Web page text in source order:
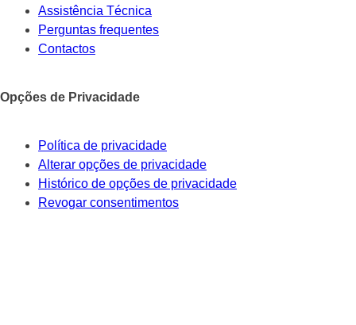
Assistência Técnica
Perguntas frequentes
Contactos
Opções de Privacidade
Política de privacidade
Alterar opções de privacidade
Histórico de opções de privacidade
Revogar consentimentos